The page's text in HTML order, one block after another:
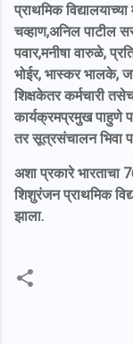
प्राथमिक
चव्हाण,अनिल पाटील
पवार,मनीषा वारुळे,
भोईर, भास्कर भालके,
शिक्षकेतर कर्मचारी
कार्यक्रमप्रमुख पाहुणे
तर सूत्रसंचालन भिवा
अशा प्रकारे भारताचा
शिशुरंजन प्राथमिक
झाला.